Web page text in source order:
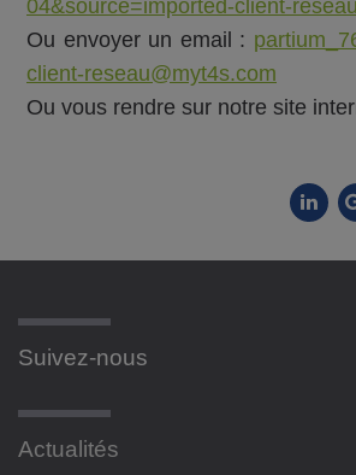
04&source=imported-client-reseau
Ou envoyer un email :
client-reseau@myt4s.com
Ou vous rendre sur notre site
Suivez-nous
Actualités